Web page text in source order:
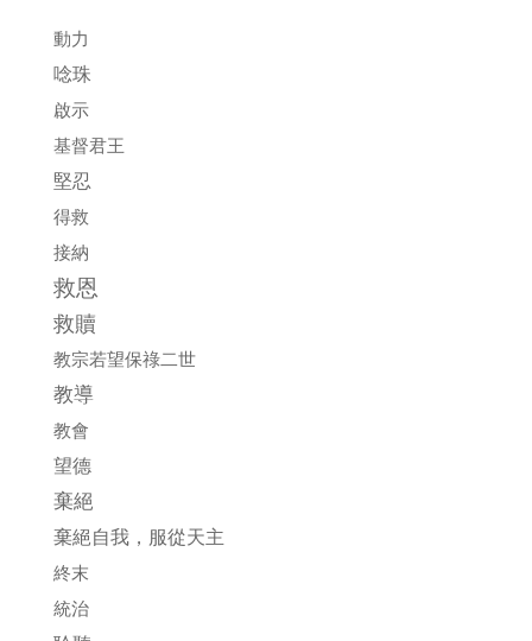
動力
唸珠
啟示
基督君王
堅忍
得救
接納
救恩
救贖
教宗若望保祿二世
教導
教會
望德
棄絕
棄絕自我，服從天主
終末
統治